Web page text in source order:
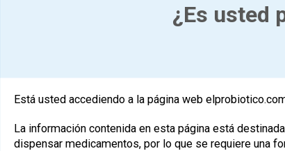
¿Es usted
Está usted accediendo a la página web
La información contenida en esta página está
dispensar medicamentos, por lo que se requiere una